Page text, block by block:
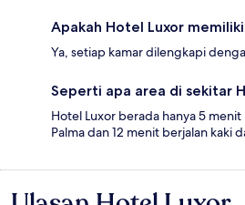
Apakah Hotel Luxor
Ya, setiap kamar dilengkapi
Seperti apa area di sekitar
Hotel Luxor berada hanya 5
Palma dan 12 menit berjalan kaki